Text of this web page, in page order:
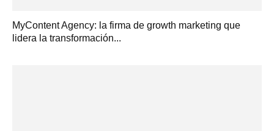
MyContent Agency: la firma de growth marketing que
lidera la transformación...